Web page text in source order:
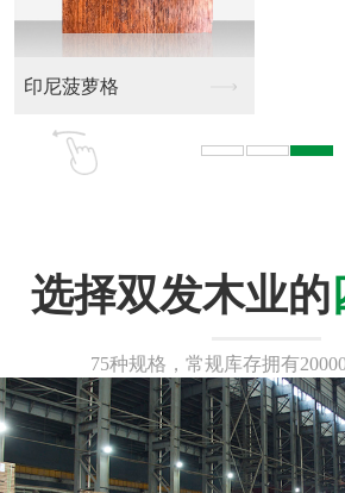
印尼菠萝格
选择双发木业的
75种规格，常规库存拥有